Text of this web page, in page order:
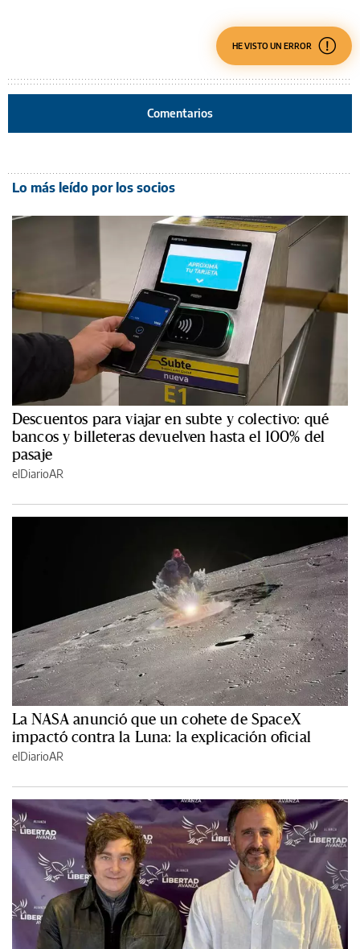
HE VISTO UN ERROR
Comentarios
Lo más leído por los socios
Descuentos para viajar en subte y colectivo: qué
bancos y billeteras devuelven hasta el 100% del
pasaje
elDiarioAR
La NASA anunció que un cohete de SpaceX
impactó contra la Luna: la explicación oficial
elDiarioAR